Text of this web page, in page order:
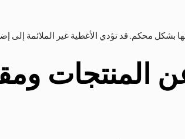
بشكل محكم. قد تؤدي الأغطية غير الملائمة إلى
المنتجات